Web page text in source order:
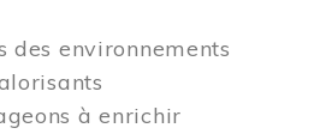
des environnements
à enrichir